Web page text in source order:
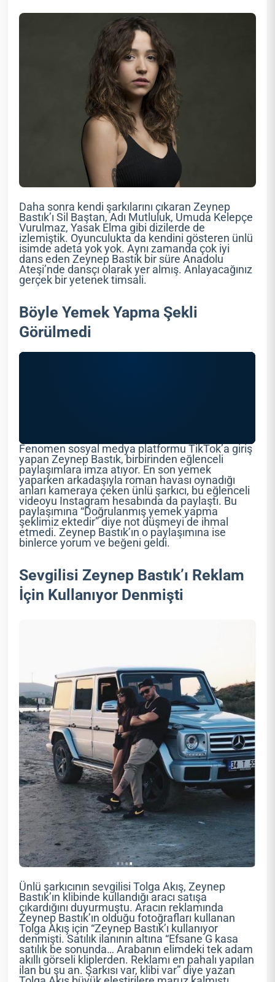
Daha sonra kendi şarkılarını çıkaran Zeynep
Bastık’ı Sil Baştan, Adı Mutluluk, Umuda Kelepçe
Vurulmaz, Yasak Elma gibi dizilerde de
izlemiştik. Oyunculukta da kendini gösteren ünlü
isimde adeta yok yok. Aynı zamanda çok iyi
dans eden Zeynep Bastık bir süre Anadolu
Ateşi’nde dansçı olarak yer almış. Anlayacağınız
gerçek bir yetenek timsali.
Böyle Yemek Yapma Şekli
Görülmedi
Fenomen sosyal medya platformu TikTok’a giriş
yapan Zeynep Bastık, birbirinden eğlenceli
paylaşımlara imza atıyor. En son yemek
yaparken arkadaşıyla roman havası oynadığı
anları kameraya çeken ünlü şarkıcı, bu eğlenceli
videoyu Instagram hesabında da paylaştı. Bu
paylaşımına “Doğrulanmış yemek yapma
şeklimiz ektedir” diye not düşmeyi de ihmal
etmedi. Zeynep Bastık’ın o paylaşımına ise
binlerce yorum ve beğeni geldi.
Sevgilisi Zeynep Bastık’ı Reklam
İçin Kullanıyor Denmişti
Ünlü şarkıcının sevgilisi Tolga Akış, Zeynep
Bastık’ın klibinde kullandığı aracı satışa
çıkardığını duyurmuştu. Aracın reklamında
Zeynep Bastık’ın olduğu fotoğrafları kullanan
Tolga Akış için “Zeynep Bastık’ı kullanıyor
denmişti. Satılık ilanının altına “Efsane G kasa
satılık be sonunda… Arabanın elimdeki tek adam
akıllı görseli kliplerden. Reklamı en pahalı yapılan
ilan bu şu an. Şarkısı var, klibi var” diye yazan